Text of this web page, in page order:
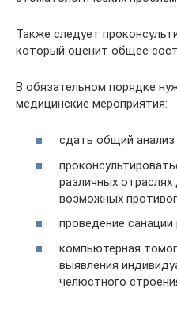
Также следует
который оценит общее
В обязательном порядке
медицинские мероприятия:
сдать общий анализ
различных
возможных
проведение
компьютерная
выявления
челюстного